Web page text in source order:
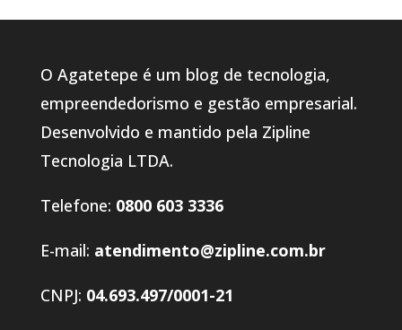
O Agatetepe é um blog de tecnologia,
empreendedorismo e gestão empresarial.
Desenvolvido e mantido pela Zipline
Tecnologia LTDA.
Telefone: 0800 603 3336
E-mail: atendimento@zipline.com.br
CNPJ: 04.693.497/0001-21